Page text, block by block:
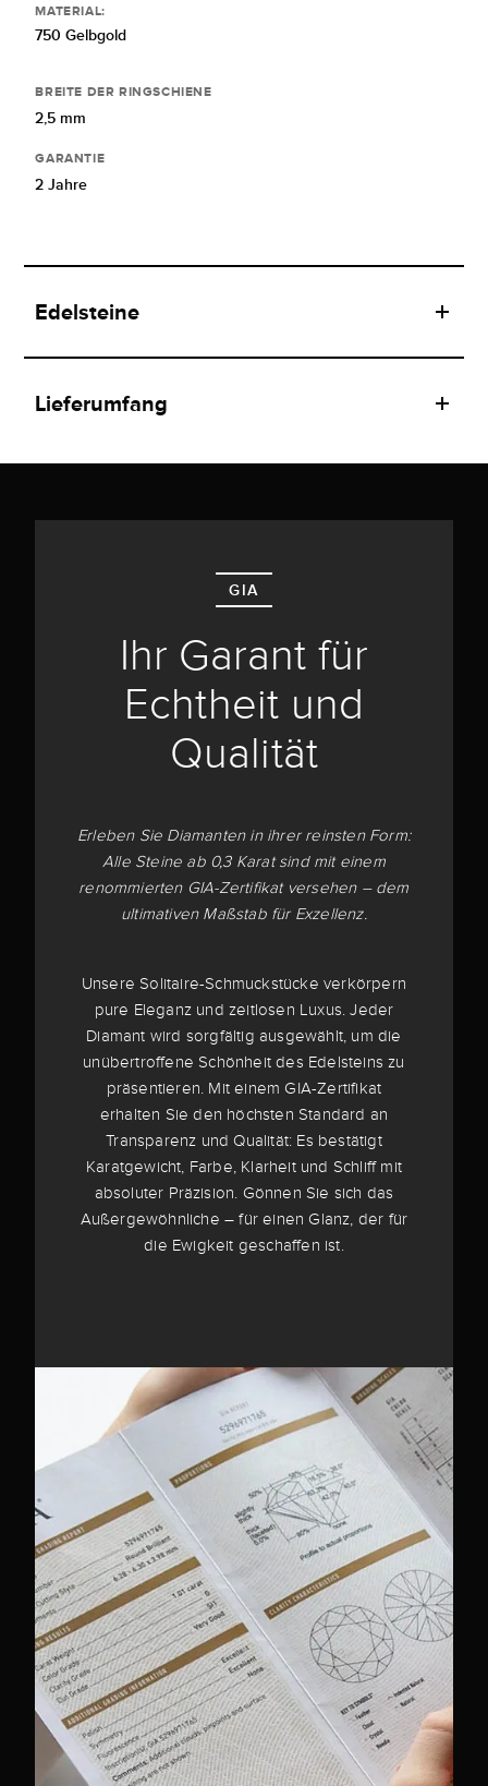
MATERIAL:
750 Gelbgold
BREITE DER RINGSCHIENE
2,5 mm
GARANTIE
2 Jahre
Edelsteine
Lieferumfang
GIA
Ihr Garant für
Echtheit und
Qualität
Erleben Sie Diamanten in ihrer reinsten Form:
Alle Steine ab 0,3 Karat sind mit einem
renommierten GIA-Zertifikat versehen – dem
ultimativen Maßstab für Exzellenz.
Unsere Solitaire-Schmuckstücke verkörpern
pure Eleganz und zeitlosen Luxus. Jeder
Diamant wird sorgfältig ausgewählt, um die
unübertroffene Schönheit des Edelsteins zu
präsentieren. Mit einem GIA-Zertifikat
erhalten Sie den höchsten Standard an
Transparenz und Qualität: Es bestätigt
Karatgewicht, Farbe, Klarheit und Schliff mit
absoluter Präzision. Gönnen Sie sich das
Außergewöhnliche – für einen Glanz, der für
die Ewigkeit geschaffen ist.